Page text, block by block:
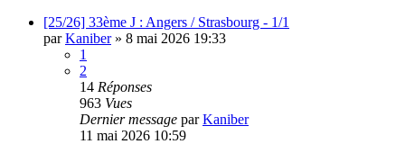
[25/26] 33ème J : Angers / Strasbourg - 1/1
parKaniber» 8 mai 2026 19:33
1
2
14 Réponses
963 Vues
Dernier message parKaniber
11 mai 2026 10:59